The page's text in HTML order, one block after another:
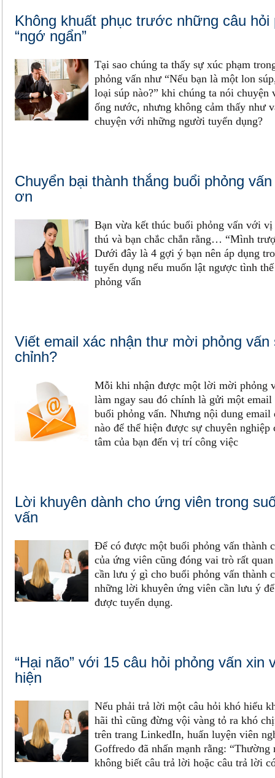
Không khuất phục trước những câu hỏi
“ngớ ngẩn”
Tại sao chúng ta thấy sự xúc phạm
phỏng vấn như “Nếu bạn là một lon
loại súp nào?” khi chúng ta nói
ống nước, nhưng không cảm thấy như
chuyện với những người tuyển dụng?
Chuyển bại thành thắng buổi phỏng
ơn
Bạn vừa kết thúc buổi phỏng vấn với
thú và bạn chắc chắn rằng… “Mình
Dưới đây là 4 gợi ý bạn nên áp dụng
tuyển dụng nếu muốn lật ngược tình
phỏng vấn
Viết email xác nhận thư mời phỏng vấn
chỉnh?
Mỗi khi nhận được một lời mời phỏng
làm ngay sau đó chính là gửi một email
buổi phỏng vấn. Nhưng nội dung email
nào để thể hiện được sự chuyên nghiệp
tâm của bạn đến vị trí công việc
Lời khuyên dành cho ứng viên trong
vấn
Để có được một buổi phỏng vấn thành
của ứng viên cũng đóng vai trò rất
cần lưu ý gì cho buổi phỏng vấn thành
những lời khuyên ứng viên cần lưu ý
được tuyển dụng.
“Hại não” với 15 câu hỏi phỏng vấn xin
hiện
Nếu phải trả lời một câu hỏi khó hiểu
hãi thì cũng đừng vội vàng tỏ ra khó
trên trang LinkedIn, huấn luyện viên
Goffredo đã nhấn mạnh rằng: “Thường
không biết câu trả lời hoặc câu trả lời